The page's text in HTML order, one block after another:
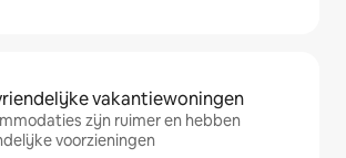
vakantiewoningen
zijn ruimer en hebben
voorzieningen